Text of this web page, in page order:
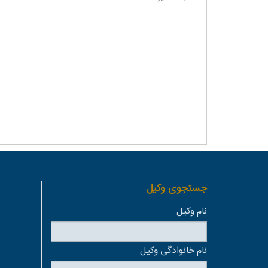
جستجوی وكيل
نام وكيل
نام خانوادگی وكيل